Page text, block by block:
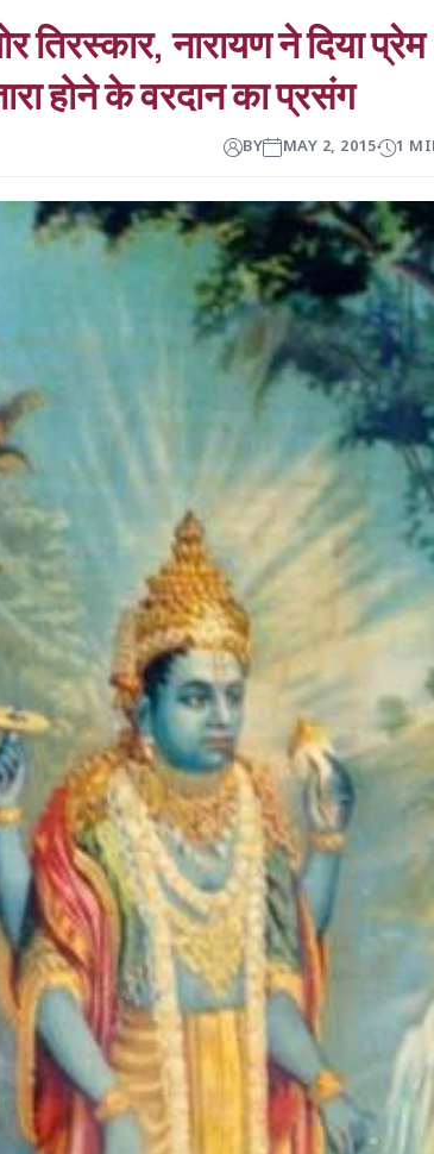
तिरस्कार, नारायण ने दिया
होने के वरदान का प्रसंग
BY MAY 2, 2015 1